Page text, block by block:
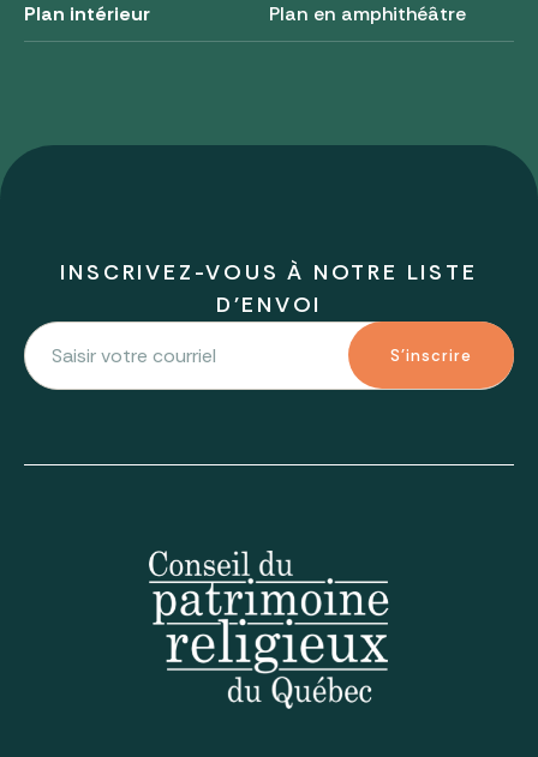
Plan intérieur Plan en amphithéâtre
INSCRIVEZ-VOUS À NOTRE LISTE
D'ENVOI
S'inscrire